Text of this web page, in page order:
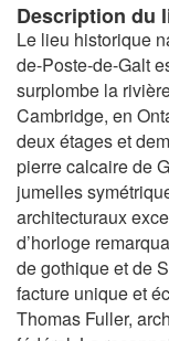
Description du
Le lieu historique
de-Poste-de-Galt
surplombe la
Cambridge, en
deux étages et
pierre calcaire de
jumelles
architecturaux
d’horloge
de gothique et de
facture unique et
Thomas Fuller,